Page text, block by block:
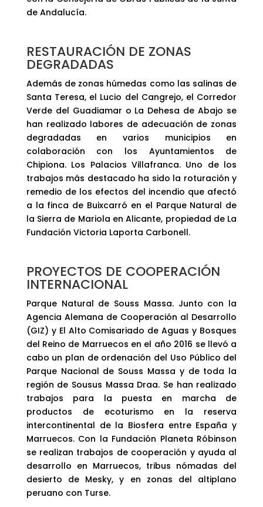
de Andalucía.
RESTAURACIÓN DE ZONAS
DEGRADADAS
Además de zonas húmedas como las salinas de
Santa Teresa, el Lucio del Cangrejo, el Corredor
Verde del Guadiamar o La Dehesa de Abajo se
han realizado labores de adecuación de zonas
degradadas en varios municipios en
colaboración con los Ayuntamientos de
Chipiona. Los Palacios Villafranca. Uno de los
trabajos más destacado ha sido la roturación y
remedio de los efectos del incendio que afectó
a la finca de Buixcarró en el Parque Natural de
la Sierra de Mariola en Alicante, propiedad de La
Fundación Victoria Laporta Carbonell.
PROYECTOS DE COOPERACIÓN
INTERNACIONAL
Parque Natural de Souss Massa. Junto con la
Agencia Alemana de Cooperación al Desarrollo
(GIZ) y El Alto Comisariado de Aguas y Bosques
del Reino de Marruecos en el año 2016 se llevó a
cabo un plan de ordenación del Uso Público del
Parque Nacional de Souss Massa y de toda la
región de Sousus Massa Draa. Se han realizado
trabajos para la puesta en marcha de
productos de ecoturismo en la reserva
intercontinental de la Biosfera entre España y
Marruecos. Con la Fundación Planeta Róbinson
se realizan trabajos de cooperación y ayuda al
desarrollo en Marruecos, tribus nómadas del
desierto de Mesky, y en zonas del altiplano
peruano con Turse.